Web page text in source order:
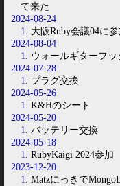
て来た
2024-08-24
1
. 大阪Ruby会議04に
2024-08-04
1
. ウォールギターフッ
2024-07-28
1
. プラグ交換
2024-05-26
1
. K&Hのシート
2024-05-20
1
. バッテリー交換
2024-05-18
1
. RubyKaigi 2024参加
2023-12-20
1
. Matzにっきで